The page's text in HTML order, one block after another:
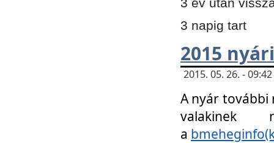
3 napig tart
2015
2015. 05. 26. -
A nyár további
a